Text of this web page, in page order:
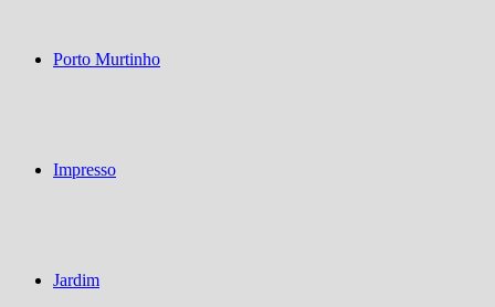
Porto Murtinho
Impresso
Jardim